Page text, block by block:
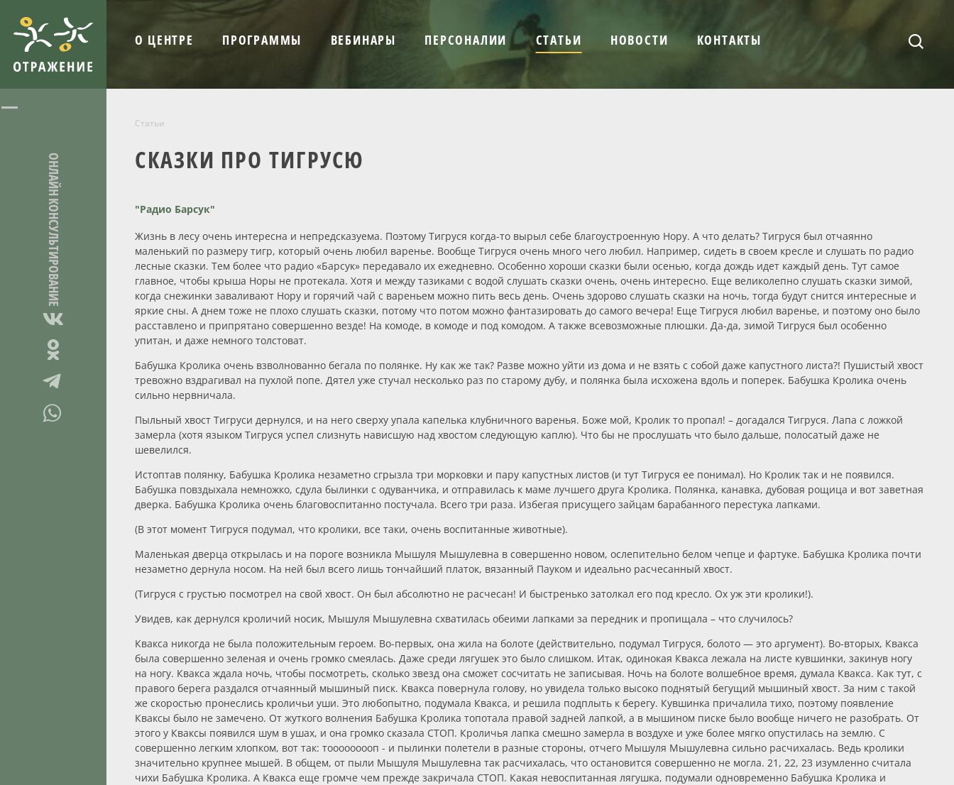
ОНЛАЙН КОНСУЛЬТИРОВАНИЕ
О ЦЕНТРЕ ПРОГРАММЫ ВЕБИНАРЫ ПЕРСОНАЛИИ СТАТЬИ НОВОСТИ КОНТАКТЫ
Статьи
СКАЗКИ ПРО ТИГРУСЮ
"Радио Барсук"
Жизнь в лесу очень интересна и непредсказуема. Поэтому Тигруся когда-то вырыл себе благоустроенную Нору. А что делать? Тигруся был отчаянно
маленький по размеру тигр, который очень любил варенье. Вообще Тигруся очень много чего любил. Например, сидеть в своем кресле и слушать по радио
лесные сказки. Тем более что радио «Барсук» передавало их ежедневно. Особенно хороши сказки были осенью, когда дождь идет каждый день. Тут самое
главное, чтобы крыша Норы не протекала. Хотя и между тазиками с водой слушать сказки очень, очень интересно. Еще великолепно слушать сказки зимой,
когда снежинки заваливают Нору и горячий чай с вареньем можно пить весь день. Очень здорово слушать сказки на ночь, тогда будут снится интересные и
яркие сны. А днем тоже не плохо слушать сказки, потому что потом можно фантазировать до самого вечера! Еще Тигруся любил варенье, и поэтому оно было
расставлено и припрятано совершенно везде! На комоде, в комоде и под комодом. А также всевозможные плюшки. Да-да, зимой Тигруся был особенно
упитан, и даже немного толстоват.
Бабушка Кролика очень взволнованно бегала по полянке. Ну как же так? Разве можно уйти из дома и не взять с собой даже капустного листа?! Пушистый хвост
тревожно вздрагивал на пухлой попе. Дятел уже стучал несколько раз по старому дубу, и полянка была исхожена вдоль и поперек. Бабушка Кролика очень
сильно нервничала.
Пыльный хвост Тигруси дернулся, и на него сверху упала капелька клубничного варенья. Боже мой, Кролик то пропал! – догадался Тигруся. Лапа с ложкой
замерла (хотя языком Тигруся успел слизнуть нависшую над хвостом следующую каплю). Что бы не прослушать что было дальше, полосатый даже не
шевелился.
Истоптав полянку, Бабушка Кролика незаметно сгрызла три морковки и пару капустных листов (и тут Тигруся ее понимал). Но Кролик так и не появился.
Бабушка повздыхала немножко, сдула былинки с одуванчика, и отправилась к маме лучшего друга Кролика. Полянка, канавка, дубовая рощица и вот заветная
дверка. Бабушка Кролика очень благовоспитанно постучала. Всего три раза. Избегая присущего зайцам барабанного перестука лапками.
(В этот момент Тигруся подумал, что кролики, все таки, очень воспитанные животные).
Маленькая дверца открылась и на пороге возникла Мышуля Мышулевна в совершенно новом, ослепительно белом чепце и фартуке. Бабушка Кролика почти
незаметно дернула носом. На ней был всего лишь тончайший платок, вязанный Пауком и идеально расчесанный хвост.
(Тигруся с грустью посмотрел на свой хвост. Он был абсолютно не расчесан! И быстренько затолкал его под кресло. Ох уж эти кролики!).
Увидев, как дернулся кроличий носик, Мышуля Мышулевна схватилась обеими лапками за передник и пропищала – что случилось?
Квакса никогда не была положительным героем. Во-первых, она жила на болоте (действительно, подумал Тигруся, болото — это аргумент). Во-вторых, Квакса
была совершенно зеленая и очень громко смеялась. Даже среди лягушек это было слишком. Итак, одинокая Квакса лежала на листе кувшинки, закинув ногу
на ногу. Квакса ждала ночь, чтобы посмотреть, сколько звезд она сможет сосчитать не записывая. Ночь на болоте волшебное время, думала Квакса. Как тут, с
правого берега раздался отчаянный мышиный писк. Квакса повернула голову, но увидела только высоко поднятый бегущий мышиный хвост. За ним с такой
же скоростью пронеслись кроличьи уши. Это любопытно, подумала Квакса, и решила подплыть к берегу. Кувшинка причалила тихо, поэтому появление
Кваксы было не замечено. От жуткого волнения Бабушка Кролика топотала правой задней лапкой, а в мышином писке было вообще ничего не разобрать. От
этого у Кваксы появился шум в ушах, и она громко сказала СТОП. Кроличья лапка смешно замерла в воздухе и уже более мягко опустилась на землю. С
совершенно легким хлопком, вот так: тооооооооп - и пылинки полетели в разные стороны, отчего Мышуля Мышулевна сильно расчихалась. Ведь кролики
значительно крупнее мышей. В общем, от пыли Мышуля Мышулевна так расчихалась, что остановится совершенно не могла. 21, 22, 23 изумленно считала
чихи Бабушка Кролика. А Квакса еще громче чем прежде закричала СТОП. Какая невоспитанная лягушка, подумали одновременно Бабушка Кролика и